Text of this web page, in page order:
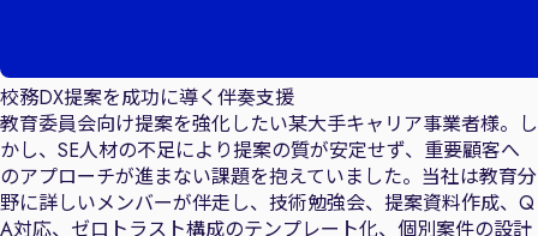
校務DX提案を成功に導く伴奏支援
教育委員会向け提案を強化したい某大手キャリア事業者様。し
かし、SE人材の不足により提案の質が安定せず、重要顧客へ
のアプローチが進まない課題を抱えていました。当社は教育分
野に詳しいメンバーが伴走し、技術勉強会、提案資料作成、Q
A対応、ゼロトラスト構成のテンプレート化、個別案件の設計